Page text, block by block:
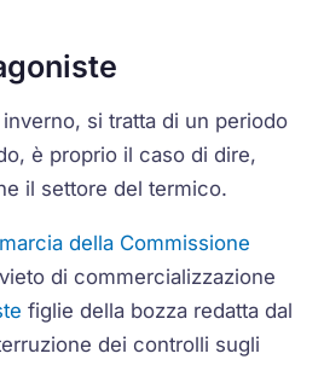
si tratta di un periodo
è proprio il caso di dire,
il settore del termico.
della Commissione
di commercializzazione
figlie della bozza redatta dal
dei controlli sugli